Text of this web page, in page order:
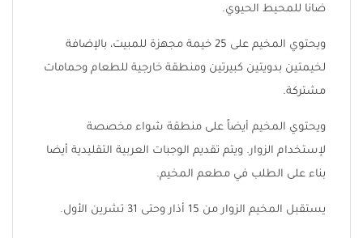
ضانا للمحيط الحيوي.
ويحتوي المخيم على 25 خيمة مجهزة للمبيت، بالإضافة
لخيمتين بدويتين كبيرتين ومنطقة خارجية للطعام وحمامات
مشتركة.
ويحتوي المخيم أيضاً على منطقة شواء مخصصة
لإستخدام الزوار. ويتم تقديم الوجبات العربية التقليدية أيضا
بناء على الطلب في مطعم المخيم.
يستقبل المخيم الزوار من 15 أذار وحتى 31 تشرين الأول.